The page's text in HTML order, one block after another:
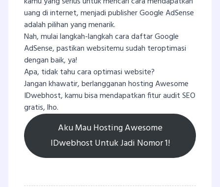
uang di internet, menjadi publisher Google AdSense
adalah pilihan yang menarik.
Nah, mulai langkah-langkah cara daftar Google
AdSense, pastikan websitemu sudah teroptimasi
dengan baik, ya!
Apa, tidak tahu cara optimasi website?
Jangan khawatir, berlangganan hosting Awesome
IDwebhost, kamu bisa mendapatkan fitur audit SEO
gratis, lho.
Aku Mau Hosting Awesome
IDwebhost Untuk Jadi Nomor 1!